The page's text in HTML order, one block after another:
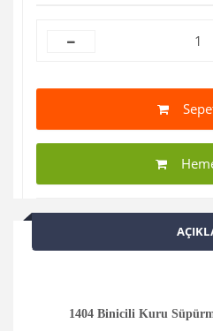
1404 Binicili Kuru